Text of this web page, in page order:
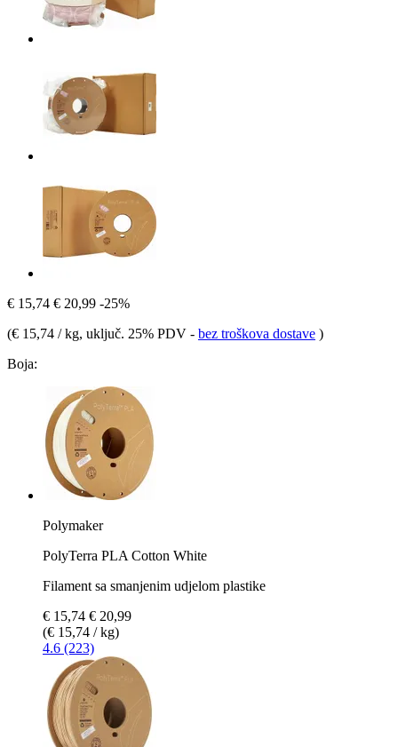
€ 15,74 € 20,99 -25%
(€ 15,74 / kg, uključ. 25% PDV - bez troškova dostave )
Boja:
Polymaker
PolyTerra PLA Cotton White
Filament sa smanjenim udjelom plastike
€ 15,74 € 20,99
(€ 15,74 / kg)
4.6 (223)